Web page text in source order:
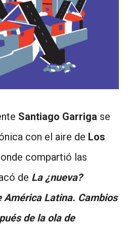
Santiago Garriga se
con el aire de Los
compartió las
de La ¿nueva?
Latina. Cambios
de la ola de